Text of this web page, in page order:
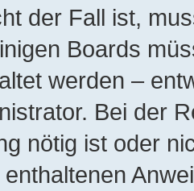
der Fall ist,
Boards
werden –
Bei der
nötig ist oder